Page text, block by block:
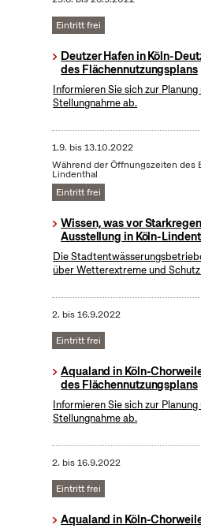
Eintritt frei
Deutzer Hafen in Köln-
des Flächennutzungsplans
Informieren Sie sich zur
Stellungnahme ab.
1.9. bis13.10.2022
Während der Öffnungszeiten des
Lindenthal
Eintritt frei
Wissen, was vor
Ausstellung in Köln-
Die
über Wetterextreme und
2. bis16.9.2022
Eintritt frei
Aqualand in Köln-
des Flächennutzungsplans
Informieren Sie sich zur
Stellungnahme ab.
2. bis16.9.2022
Eintritt frei
Aqualand in Köln-